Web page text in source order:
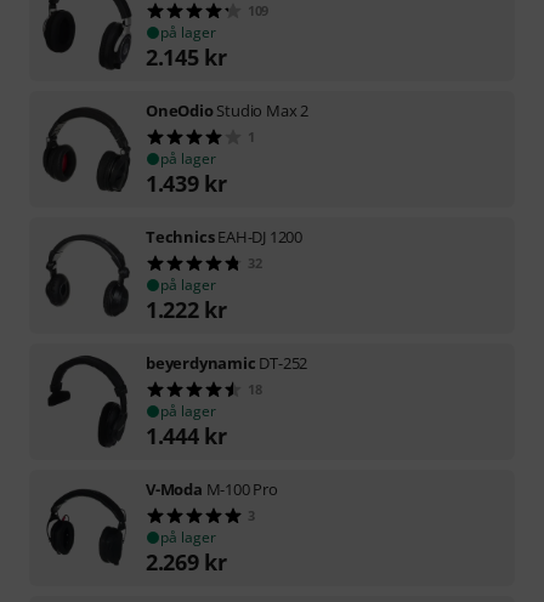
109
på lager
2.145 kr
OneOdioStudio Max 2
1
på lager
1.439 kr
TechnicsEAH-DJ 1200
32
på lager
1.222 kr
beyerdynamic DT-252
18
på lager
1.444 kr
V-Moda M-100 Pro
3
på lager
2.269 kr